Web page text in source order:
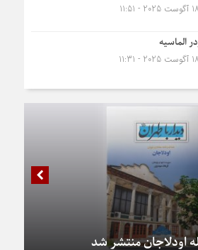
الماسیه
اودلاجان منتشر شد